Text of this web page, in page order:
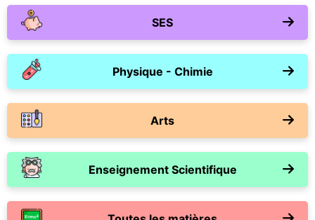
SES
Physique - Chimie
Arts
Enseignement Scientifique